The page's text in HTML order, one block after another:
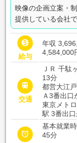
映像の企画立案・
提供している会社

給与
年収
4,584,000

交通
ＪＲ 千駄
13分
都営大江
Ａ3番出口
東京メト
駅 3番出

基本就業
45分